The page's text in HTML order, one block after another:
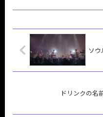
ソ
ドリンクの名